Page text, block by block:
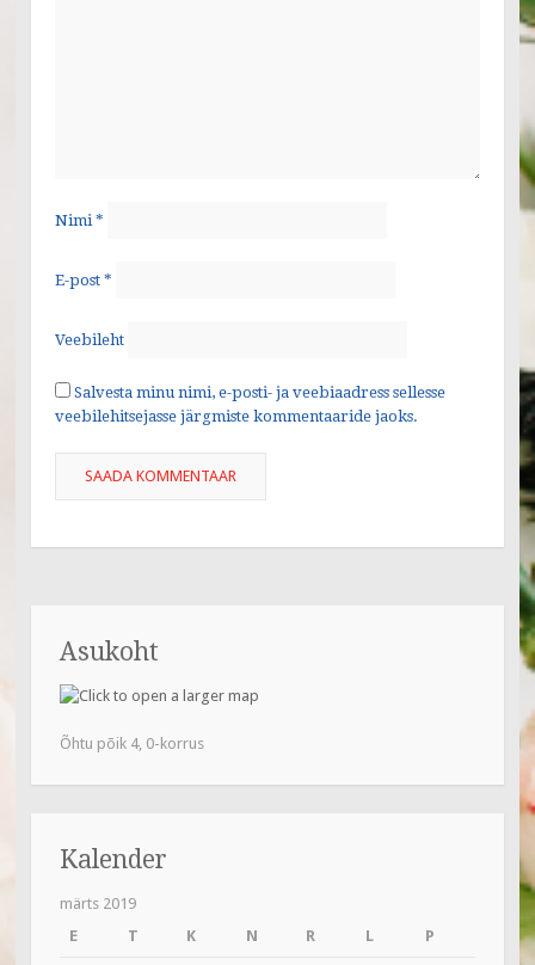
Nimi *
E-post *
Veebileht
Salvesta minu nimi, e-posti- ja veebiaadress sellesse
veebilehitsejasse järgmiste kommentaaride jaoks.
Asukoht
Õhtu põik 4, 0-korrus
Kalender
märts 2019
E
T K N R L P